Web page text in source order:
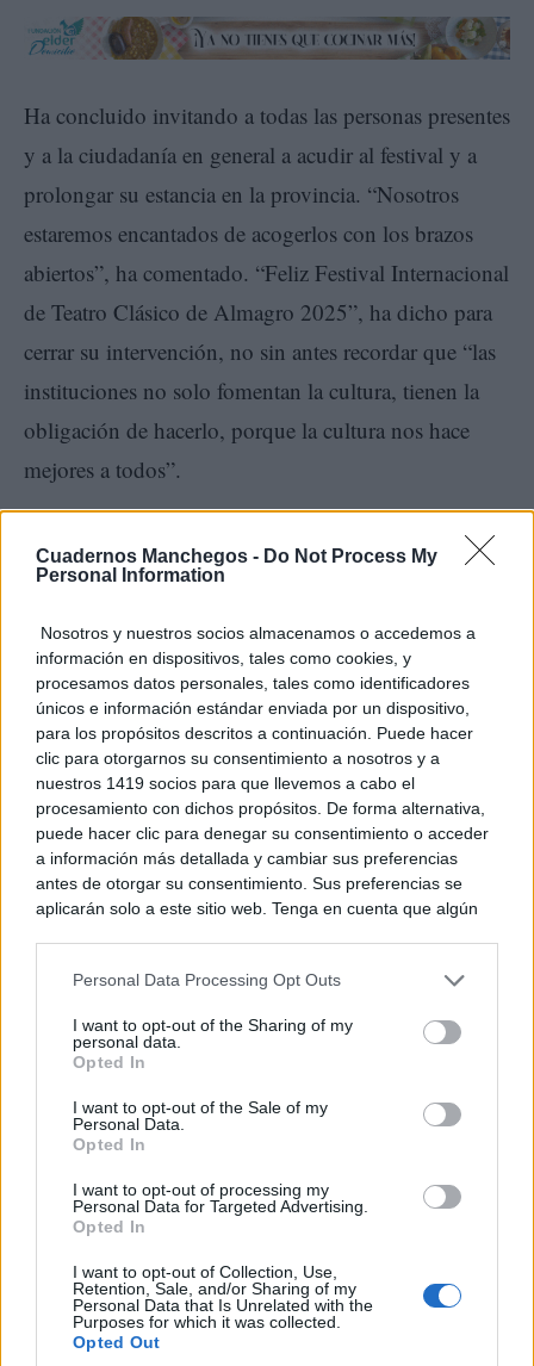
Cuadernos Manchegos - Do Not Process My
Personal Information
Nosotros y nuestros socios almacenamos o accedemos a
información en dispositivos, tales como cookies, y
procesamos datos personales, tales como identificadores
únicos e información estándar enviada por un dispositivo,
para los propósitos descritos a continuación. Puede hacer
clic para otorgarnos su consentimiento a nosotros y a
nuestros 1419 socios para que llevemos a cabo el
procesamiento con dichos propósitos. De forma alternativa,
puede hacer clic para denegar su consentimiento o acceder
a información más detallada y cambiar sus preferencias
antes de otorgar su consentimiento. Sus preferencias se
aplicarán solo a este sitio web. Tenga en cuenta que algún
rechazar tal procesamiento. Puede cambiar sus preferencias
a este sitio y haciendo clic en el botón "Privacidad" en la
parte inferior de la página web.
Please note that this website/app uses one or more Google
services and may gather and store information including but
not limited to your visit or usage behaviour. You may click to
use your data for below specified purposes in below Google
consent section.
Personal Data Processing Opt Outs
I want to opt-out of the Sharing of my
personal data.
Opted In
I want to opt-out of the Sale of my
Personal Data.
Opted In
I want to opt-out of processing my
Personal Data for Targeted Advertising.
Opted In
I want to opt-out of Collection, Use,
Retention, Sale, and/or Sharing of my
Personal Data that Is Unrelated with the
Purposes for which it was collected.
Opted Out
Ha concluido invitando a todas las personas presentes
y a la ciudadanía en general a acudir al festival y a
prolongar su estancia en la provincia. “Nosotros
estaremos encantados de acogerlos con los brazos
abiertos”, ha comentado. “Feliz Festival Internacional
de Teatro Clásico de Almagro 2025”, ha dicho para
cerrar su intervención, no sin antes recordar que “las
instituciones no solo fomentan la cultura, tienen la
obligación de hacerlo, porque la cultura nos hace
mejores a todos”.
El Festival Internacional de Teatro Clásico de
Almagro ha presentado en esta mañana una
programación exuberante y barroca en toda la
extensión de la palabra: espectáculos y actividades
diversas e híbridas tanto en teatro como música, circo
o danza; autorías clásicas que retratan un mundo
complejo en permanente diálogo con el nuestro;
creación contemporánea que se acerca al Siglo de
Oro con respeto pero sin reverencia. La 48ª edición
reúne a 48 compañías procedentes de ocho países,
con un total de 20 estrenos absolutos y cinco a nivel
nacional.
“Os invitamos a mirar una edición más al Siglo de
Oro y reconocer que el esplendor de aquellos siglos